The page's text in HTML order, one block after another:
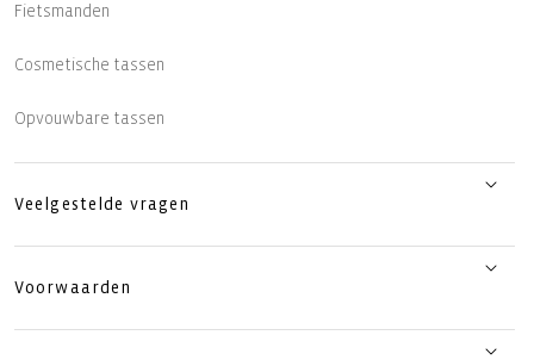
Fietsmanden
Cosmetische tassen
Opvouwbare tassen
Veelgestelde vragen
Voorwaarden